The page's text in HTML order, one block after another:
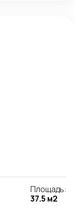
Площадь:
37.5 м2